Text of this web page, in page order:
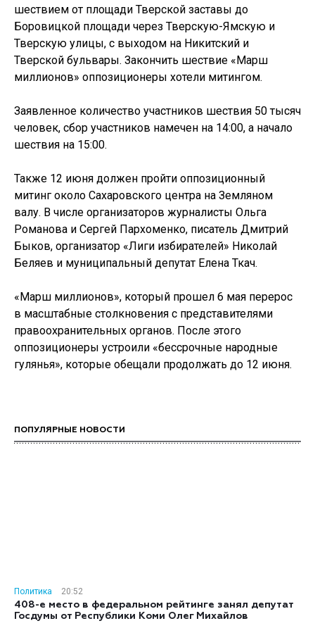
шествием от площади Тверской заставы до
Боровицкой площади через Тверскую-Ямскую и
Тверскую улицы, с выходом на Никитский и
Тверской бульвары. Закончить шествие «Марш
миллионов» оппозиционеры хотели митингом.
Заявленное количество участников шествия 50 тысяч
человек, сбор участников намечен на 14:00, а начало
шествия на 15:00.
Также 12 июня должен пройти оппозиционный
митинг около Сахаровского центра на Земляном
валу. В числе организаторов журналисты Ольга
Романова и Сергей Пархоменко, писатель Дмитрий
Быков, организатор «Лиги избирателей» Николай
Беляев и муниципальный депутат Елена Ткач.
«Марш миллионов», который прошел 6 мая перерос
в масштабные столкновения с представителями
правоохранительных органов. После этого
оппозиционеры устроили «бессрочные народные
гулянья», которые обещали продолжать до 12 июня.
ПОПУЛЯРНЫЕ НОВОСТИ
Политика
20:52
408-е место в федеральном рейтинге занял депутат
Госдумы от Республики Коми Олег Михайлов